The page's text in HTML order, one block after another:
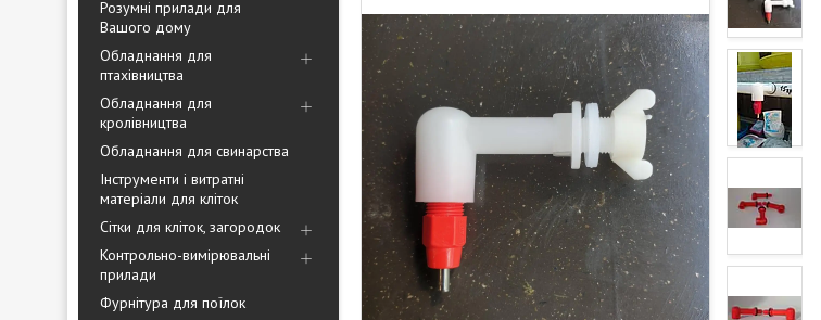
Розумні прилади для
Вашого дому
Обладнання для
птахівництва
Обладнання для
кролівництва
Обладнання для свинарства
Інструменти і витратні
матеріали для кліток
Сітки для кліток, загородок
Контрольно-вимірювальні
прилади
Фурнітура для поїлок